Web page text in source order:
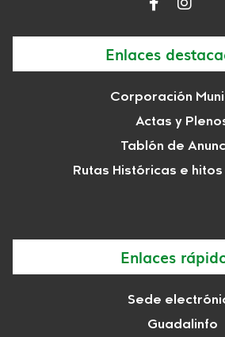
Enlaces
Corporación
Actas y
Tablón de
Rutas Históricas e
Enlaces
Sede
Guadalinfo